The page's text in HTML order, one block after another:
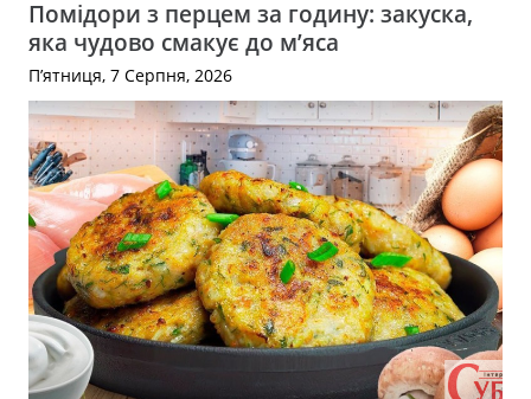
Помідори з перцем за годину: закуска,
яка чудово смакує до м’яса
П’ятниця, 7 Серпня, 2026